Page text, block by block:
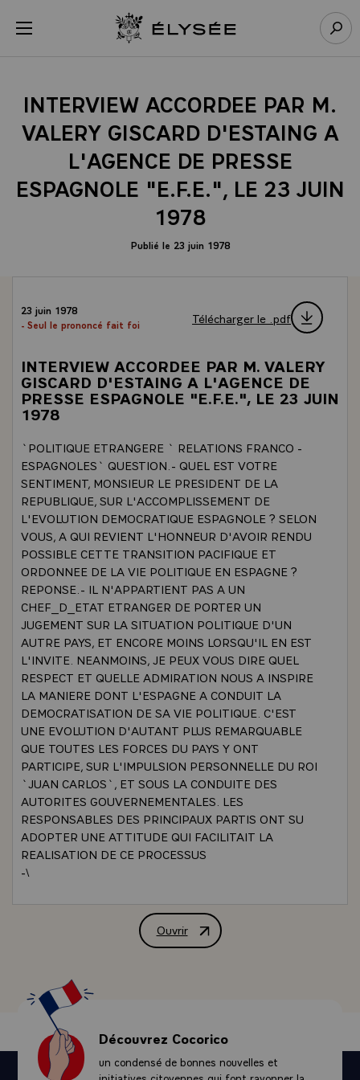
menu Retour à l’accueil Élysée
INTERVIEW ACCORDEE PAR M.
VALERY GISCARD D'ESTAING A
L'AGENCE DE PRESSE
ESPAGNOLE "E.F.E.", LE 23 JUIN
1978
Publié le 23 juin 1978
23 juin 1978
- Seul le prononcé fait foi
Télécharger le .pdf
INTERVIEW ACCORDEE PAR M. VALERY
GISCARD D'ESTAING A L'AGENCE DE
PRESSE ESPAGNOLE "E.F.E.", LE 23 JUIN
1978
`POLITIQUE ETRANGERE ` RELATIONS FRANCO -
ESPAGNOLES` QUESTION.- QUEL EST VOTRE
SENTIMENT, MONSIEUR LE PRESIDENT DE LA
REPUBLIQUE, SUR L'ACCOMPLISSEMENT DE
L'EVOLUTION DEMOCRATIQUE ESPAGNOLE ? SELON
VOUS, A QUI REVIENT L'HONNEUR D'AVOIR RENDU
POSSIBLE CETTE TRANSITION PACIFIQUE ET
ORDONNEE DE LA VIE POLITIQUE EN ESPAGNE ?
REPONSE.- IL N'APPARTIENT PAS A UN
CHEF_D_ETAT ETRANGER DE PORTER UN
JUGEMENT SUR LA SITUATION POLITIQUE D'UN
AUTRE PAYS, ET ENCORE MOINS LORSQU'IL EN EST
L'INVITE. NEANMOINS, JE PEUX VOUS DIRE QUEL
RESPECT ET QUELLE ADMIRATION NOUS A INSPIRE
LA MANIERE DONT L'ESPAGNE A CONDUIT LA
DEMOCRATISATION DE SA VIE POLITIQUE. C'EST
UNE EVOLUTION D'AUTANT PLUS REMARQUABLE
QUE TOUTES LES FORCES DU PAYS Y ONT
PARTICIPE, SUR L'IMPULSION PERSONNELLE DU ROI
`JUAN CARLOS`, ET SOUS LA CONDUITE DES
AUTORITES GOUVERNEMENTALES. LES
RESPONSABLES DES PRINCIPAUX PARTIS ONT SU
ADOPTER UNE ATTITUDE QUI FACILITAIT LA
REALISATION DE CE PROCESSUS
-\
VOTRE VISITE EN ESPAGNE ? POUR VOUS, QUELS
SONT LES CENTRES D'INTERET POLITIQUE DE CE
PLAN PERSONNEL ET NON POLITIQUE ? REPONSE.-
L'OBJET DE MA VISITE EN ESPAGNE, C'EST
D'AFFIRMER DE MANIERE ECLATANTE,
L'IMPORTANCE QUE NOUS ATTACHONS AU
DEVELOPPEMENT DE TOUTE _NATURE ENTRE
L'ESPAGNE ET LA FRANCE. VOUS SAVEZ QUE LE ROI
Ouvrir
INTERVIEW ACCORDEE PAR M.
Découvrez Cocorico
un condensé de bonnes nouvelles et
Panneau de gestion des cookies